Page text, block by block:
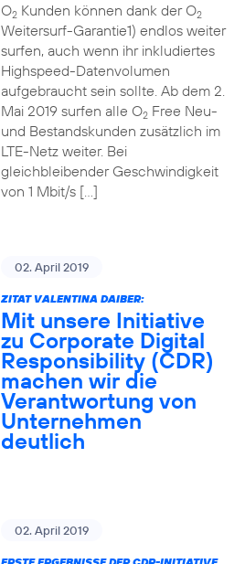
O2Kunden können dank der O2
Weitersurf-Garantie1) endlos weiter
surfen, auch wenn ihr inkludiertes
Highspeed-Datenvolumen
aufgebraucht sein sollte. Ab dem 2.
Mai 2019 surfen alle O2Free Neu-
und Bestandskunden zusätzlich im
LTE-Netz weiter. Bei
gleichbleibender Geschwindigkeit
von 1 Mbit/s […]
02. April 2019
ZITAT VALENTINA DAIBER:
Mit unsere Initiative
zu Corporate Digital
Responsibility (CDR)
machen wir die
Verantwortung von
Unternehmen
deutlich
02. April 2019